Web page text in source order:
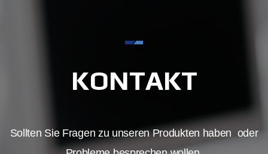
KONTAKT
Sollten Sie Fragen zu unseren Produkten haben oder